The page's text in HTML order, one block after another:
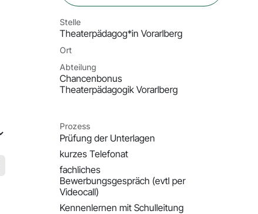
Stelle
Theaterpädagog*in Vorarlberg
Ort
Abteilung
Chancenbonus
Theaterpädagogik Vorarlberg
Prozess
Prüfung der Unterlagen
kurzes Telefonat
fachliches
Bewerbungsgespräch (evtl per
Videocall)
Kennenlernen mit Schulleitung